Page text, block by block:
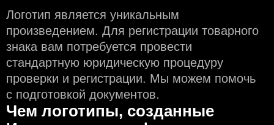
Логотип является уникальным
произведением. Для регистрации товарного
знака вам потребуется провести
стандартную юридическую процедуру
проверки и регистрации. Мы можем помочь
с подготовкой документов.
Чем логотипы, созданные